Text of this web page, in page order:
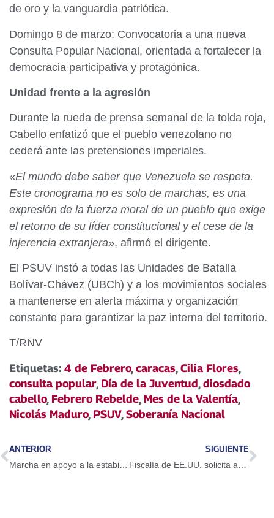
de oro y la vanguardia patriótica.​
Domingo 8 de marzo: Convocatoria a una nueva
Consulta Popular Nacional, orientada a fortalecer la
democracia participativa y protagónica.​
Unidad frente a la agresión​
Durante la rueda de prensa semanal de la tolda roja,
Cabello enfatizó que el pueblo venezolano no
cederá ante las pretensiones imperiales.​
«El mundo debe saber que Venezuela se respeta.
Este cronograma no es solo de marchas, es una
expresión de la fuerza moral de un pueblo que exige
el retorno de su líder constitucional y el cese de la
injerencia extranjera», afirmó el dirigente.​
El PSUV instó a todas las Unidades de Batalla
Bolívar-Chávez (UBCh) y a los movimientos sociales
a mantenerse en alerta máxima y organización
constante para garantizar la paz interna del territorio.
T/RNV
Etiquetas: 4 de Febrero,caracas,Cilia Flores,
consulta popular, Día de la Juventud,diosdado
cabello, Febrero Rebelde, Mes de la Valentía,
Nicolás Maduro, PSUV,Soberanía Nacional
ANTERIOR SIGUIENTE